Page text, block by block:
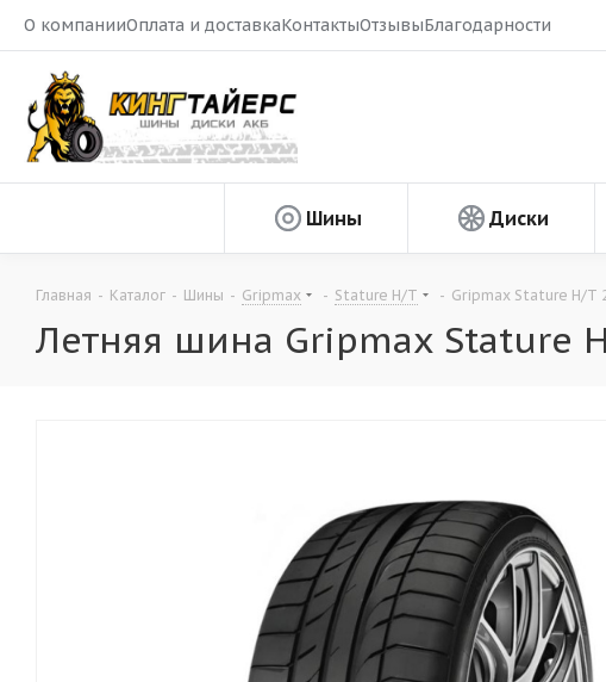
О компанииОплата и доставкаКонтактыОтзывыБлагодарности
Шины Диски
Главная - Каталог - Шины - Gripmax - Stature H/T - Gripmax Stature H/T
Летняя шина Gripmax Stature